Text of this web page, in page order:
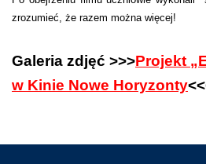
zrozumieć, że razem można więcej!
Galeria zdjęć >>>Projekt
w Kinie Nowe Horyzonty